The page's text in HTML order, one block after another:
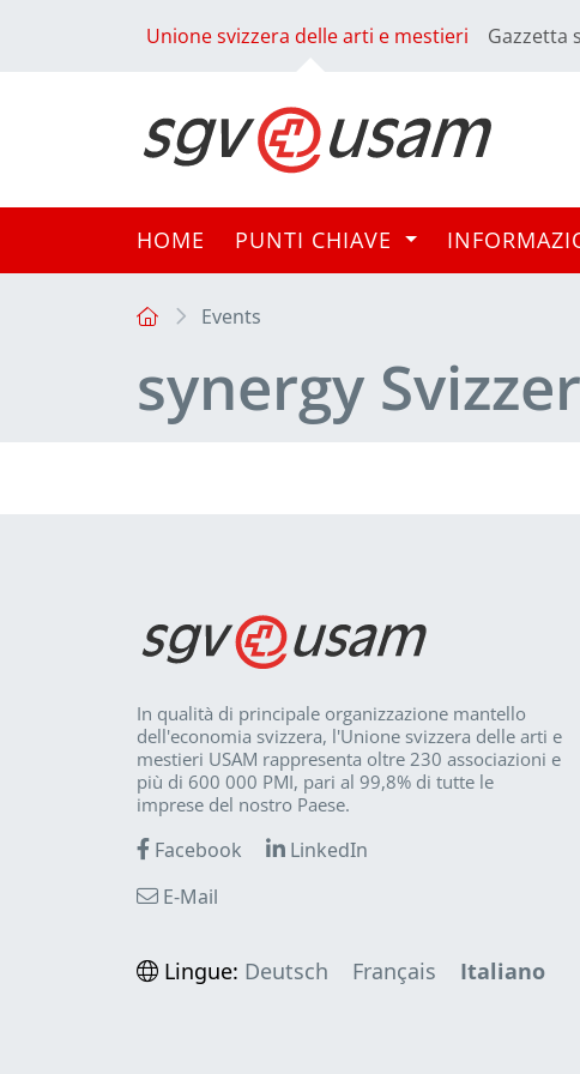
Unione svizzera delle arti e mestieri Gazzetta
HOME PUNTI CHIAVE
Events
synergy
In qualità di principale organizzazione mantello
dell'economia svizzera, l'Unione svizzera delle arti e
mestieri USAM rappresenta oltre 230 associazioni e
più di 600 000 PMI, pari al 99,8% di tutte le
imprese del nostro Paese.
Facebook
LinkedIn
E-Mail
Lingue: Deutsch Français Italiano